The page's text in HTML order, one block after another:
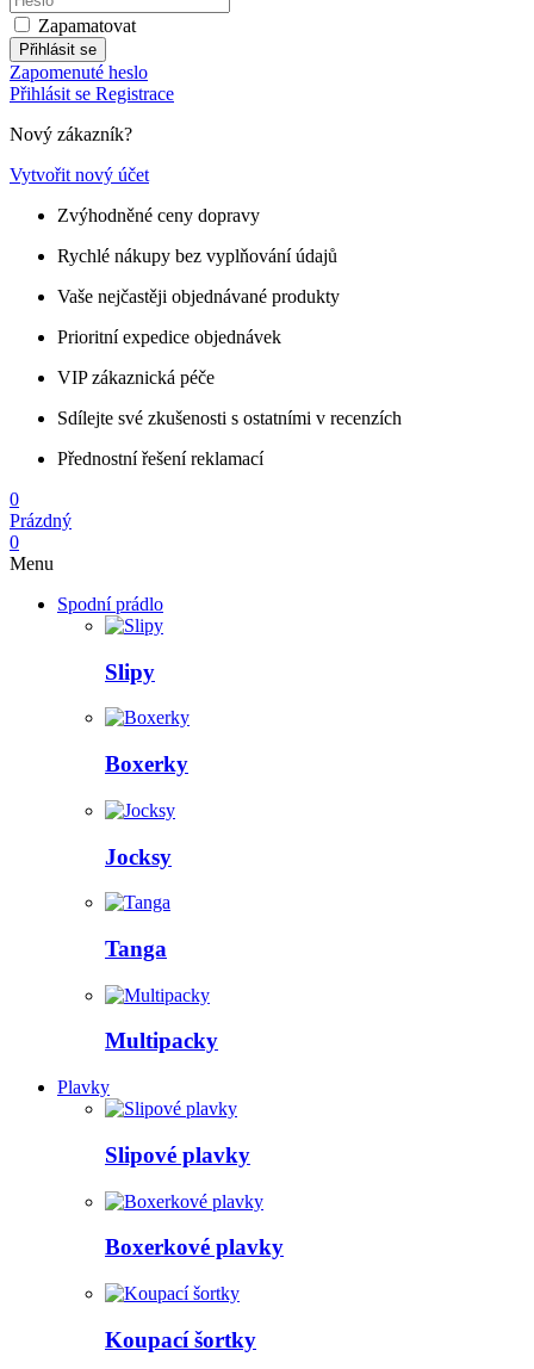
Zapamatovat
Přihlásit se
Zapomenuté heslo
Přihlásit se Registrace
Nový zákazník?
Vytvořit nový účet
Zvýhodněné ceny dopravy
Rychlé nákupy bez vyplňování údajů
Vaše nejčastěji objednávané produkty
Prioritní expedice objednávek
VIP zákaznická péče
Sdílejte své zkušenosti s ostatními v recenzích
Přednostní řešení reklamací
0
Prázdný
0
Menu
Spodní prádlo
Slipy
Boxerky
Jocksy
Tanga
Multipacky
Plavky
Slipové plavky
Boxerkové plavky
Koupací šortky